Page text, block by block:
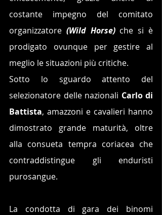
costante impegno del comitato
organizzatore (Wild Horse) che si è
prodigato ovunque per gestire al
meglio le situazioni più critiche.
Sotto lo sguardo attento del
selezionatore delle nazionali Carlo di
Battista, amazzoni e cavalieri hanno
dimostrato grande maturità, oltre
alla consueta tempra coriacea che
contraddistingue gli enduristi
purosangue.
La condotta di gara dei binomi